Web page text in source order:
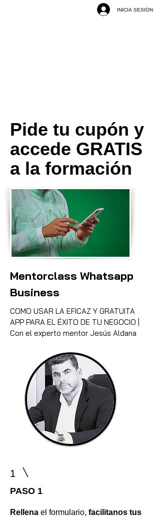
INICIA SESIÓN
Pide tu cupón y
accede GRATIS
a la formación
Mentorclass Whatsapp
Business
COMO USAR LA EFICAZ Y GRATUITA
APP PARA EL ÉXITO DE TU NEGOCIO |
Con el experto mentor Jesús Aldana
1
PASO 1
Rellena el formulario, facilitanos tus